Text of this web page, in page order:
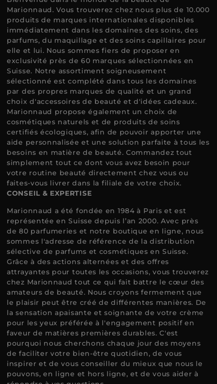
SOINS, PARFUM & MAQUILLAGE ACHAT EN LIGNE
Bienvenue dans le monde de la beauté de
Marionnaud. Vous trouverez chez nous plus de 10.000
produits de marques internationales disponibles
immédiatement dans les domaines des soins, des
parfums, du maquillage et des soins capillaires pour
elle et lui. Nous sommes fiers de proposer en
exclusivité près de 60 marques sélectionnées en
Suisse. Notre assortiment soigneusement
sélectionné est complété dans tous les domaines
par des propres marques de qualité et un grand
choix d'accessoires de beauté et d'idées cadeaux.
Marionnaud propose également un choix de
cosmétiques naturels et de produits de soins
certifiés écologiques, afin de pouvoir apporter une
aide personnalisée et une solution parfaite à tous les
besoins en matière de beauté. Commandez tout
simplement tout ce dont vous avez besoin pour
votre routine beauté directement chez vous ou
faites-vous livrer dans la filiale de votre choix.
CONSEIL & EXPERTISE
Marionnaud a été fondée en 1984 à Paris et est
représentée en Suisse depuis l’an 2000. Avec près
de 80 parfumeries et notre boutique en ligne, nous
sommes l'adresse de référence de la distribution
sélective de parfums et cosmétiques en Suisse.
Grâce à des actions alternées et des offres
attrayantes pour toutes les occasions, vous trouverez
chez Marionnaud tout ce qui fait battre le cœur des
amateurs de beauté. Nous croyons fermement que
le plaisir peut être créé de différentes manières. De
la sensation apaisante et soignante de votre crème
pour les yeux préférée à l'engagement positif en
faveur de matières premières durables. C'est
pourquoi nous cherchons chaque jour des moyens
de faciliter votre bien-être quotidien, de vous